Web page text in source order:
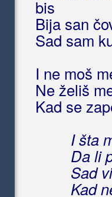
bis
Bija san
Sad sam
I ne moš
Ne želiš
Kad se
I šta
Da li
Sad
Kad